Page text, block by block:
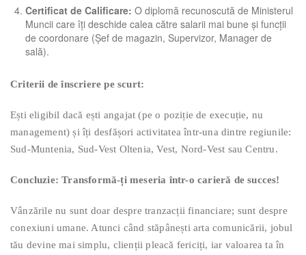
Certificat de Calificare: O diplomă recunoscută de Ministerul
Muncii care îți deschide calea către salarii mai bune și funcții
de coordonare (Șef de magazin, Supervizor, Manager de
sală).
Criterii de înscriere pe scurt:
Ești eligibil dacă ești angajat (pe o poziție de execuție, nu
management) și îți desfășori activitatea într-una dintre regiunile:
Sud-Muntenia, Sud-Vest Oltenia, Vest, Nord-Vest sau Centru.
Concluzie: Transformă-ți meseria într-o carieră de succes!
Vânzările nu sunt doar despre tranzacții financiare; sunt despre
conexiuni umane. Atunci când stăpânești arta comunicării, jobul
tău devine mai simplu, clienții pleacă fericiți, iar valoarea ta în